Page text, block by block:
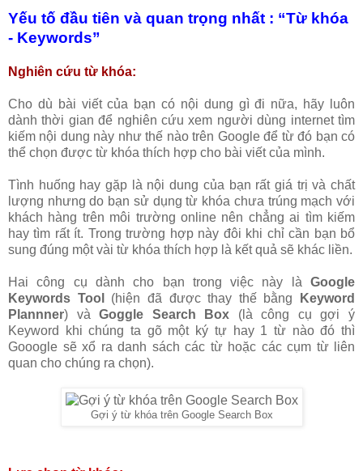
Yếu tố đầu tiên và quan trọng nhất : “Từ khóa
- Keywords”
Nghiên cứu từ khóa:
Cho dù bài viết của bạn có nội dung gì đi nữa, hãy luôn
dành thời gian để nghiên cứu xem người dùng internet tìm
kiếm nội dung này như thế nào trên Google để từ đó bạn có
thể chọn được từ khóa thích hợp cho bài viết của mình.
Tình huống hay gặp là nội dung của bạn rất giá trị và chất
lượng nhưng do bạn sử dụng từ khóa chưa trúng mạch với
khách hàng trên môi trường online nên chẳng ai tìm kiếm
hay tìm rất ít. Trong trường hợp này đôi khi chỉ cần bạn bổ
sung đúng một vài từ khóa thích hợp là kết quả sẽ khác liền.
Hai công cụ dành cho bạn trong việc này là Google
Keywords Tool
(hiện đã được thay thế bằng
Keyword
Plannner) vàGoggle Search Box (là công cụ gợi ý
Keyword khi chúng ta gõ một ký tự hay 1 từ nào đó thì
Gooogle sẽ xổ ra danh sách các từ hoặc các cụm từ liên
quan cho chúng ra chọn).
Gợi ý từ khóa trên Google Search Box